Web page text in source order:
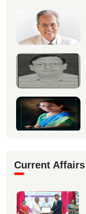
Current Affairs